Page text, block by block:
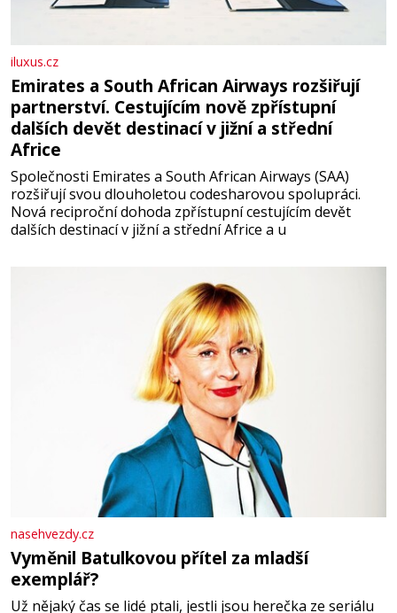
iluxus.cz
Emirates a South African Airways rozšiřují
partnerství. Cestujícím nově zpřístupní
dalších devět destinací v jižní a střední
Africe
Společnosti Emirates a South African Airways (SAA)
rozšiřují svou dlouholetou codesharovou spolupráci.
Nová reciproční dohoda zpřístupní cestujícím devět
dalších destinací v jižní a střední Africe a u
nasehvezdy.cz
Vyměnil Batulkovou přítel za mladší
exemplář?
Už nějaký čas se lidé ptali, jestli jsou herečka ze seriálu